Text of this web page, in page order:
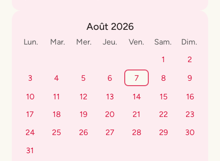
Août 2026
Lun. Mar. Mer. Jeu. Ven. Sam.
Dim.
1
2
3
4 5 6 7 8
9
10
11 12 13 14 15
16
17
18 19 20 21 22
23
24
25 26 27 28 29
30
31